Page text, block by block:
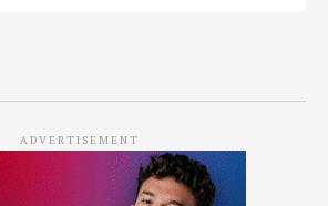
ADVERTISEMENT